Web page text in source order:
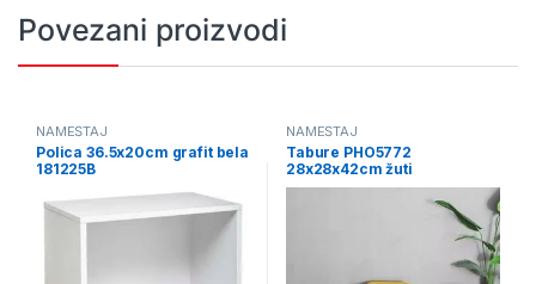
Povezani proizvodi
NAMEŠTAJ
Polica 36.5x20cm grafit bela
181225B
NAMEŠTAJ
Tabure PHO5772
28x28x42cm žuti